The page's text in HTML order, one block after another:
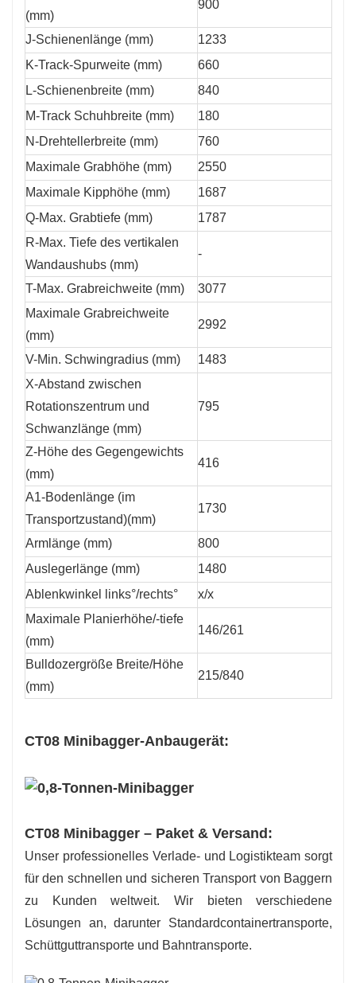
(mm)
900
J-Schienenlänge (mm)
1233
K-Track-Spurweite (mm)
660
L-Schienenbreite (mm)
840
M-Track Schuhbreite (mm)
180
N-Drehtellerbreite (mm)
760
Maximale Grabhöhe (mm)
2550
Maximale Kipphöhe (mm)
1687
Q-Max. Grabtiefe (mm)
1787
R-Max. Tiefe des vertikalen
Wandaushubs (mm)
-
T-Max. Grabreichweite (mm)
3077
Maximale Grabreichweite
(mm)
2992
V-Min. Schwingradius (mm)
1483
X-Abstand zwischen
Rotationszentrum und
Schwanzlänge (mm)
795
Z-Höhe des Gegengewichts
(mm)
416
A1-Bodenlänge (im
Transportzustand)(mm)
1730
Armlänge (mm)
800
Auslegerlänge (mm)
1480
Ablenkwinkel links°/rechts°
x/x
Maximale Planierhöhe/-tiefe
(mm)
146/261
Bulldozergröße Breite/Höhe
(mm)
215/840
CT08 Minibagger-Anbaugerät:
CT08 Minibagger – Paket & Versand:
Unser professionelles Verlade- und Logistikteam sorgt
für den schnellen und sicheren Transport von Baggern
zu Kunden weltweit. Wir bieten verschiedene
Lösungen an, darunter Standardcontainertransporte,
Schüttguttransporte und Bahntransporte.